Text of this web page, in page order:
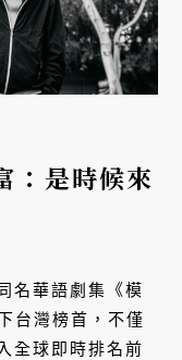
：是時候來
名華語劇集《模
台灣榜首，不僅
全球即時排名前